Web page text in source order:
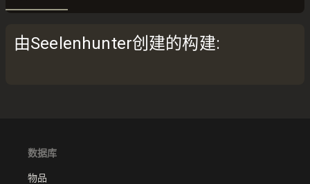
由Seelenhunter创建的构建:
数据库
物品